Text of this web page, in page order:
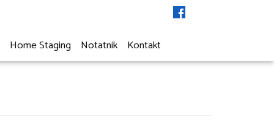
Home Staging Notatnik Kontakt